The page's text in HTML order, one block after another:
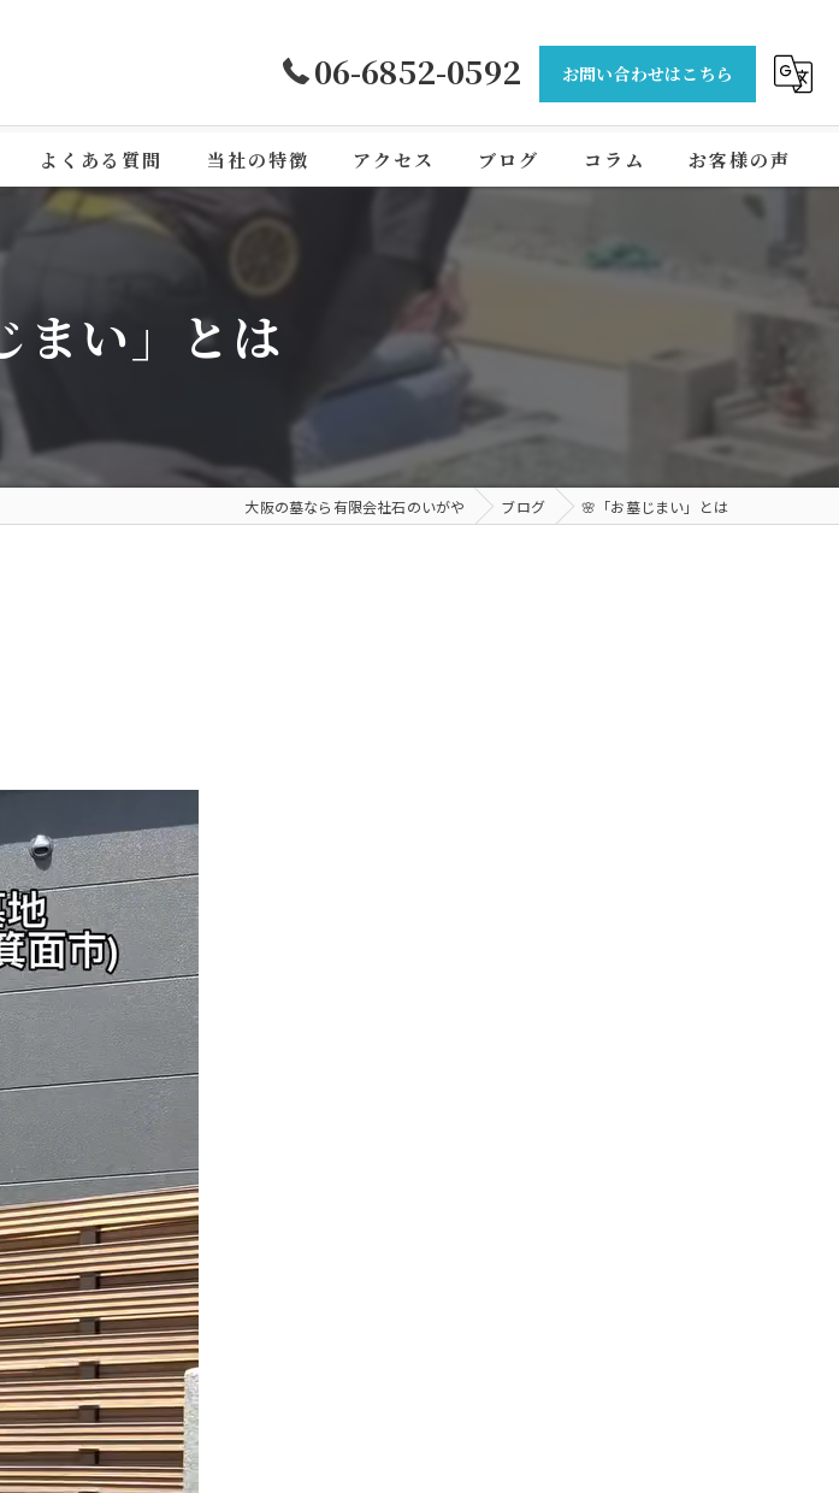
06-6852-0592 お問い合わせはこちら
よくある質問 当社の特徴
墓石
石材
永代供養
デザイン
アクセス ブログ コラム お客様の声
まい」とは
大阪の墓なら有限会社石のいがや ブログ 🌸「お墓じまい」とは